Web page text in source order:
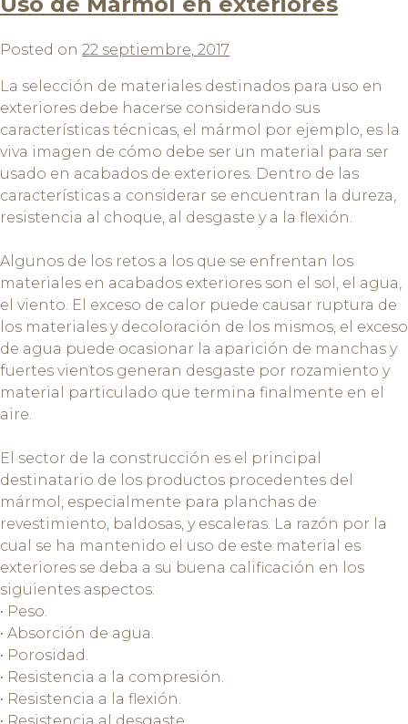
Posted on 22 septiembre, 2017
La selección de materiales destinados para uso en
exteriores debe hacerse considerando sus
características técnicas, el mármol por ejemplo, es la
viva imagen de cómo debe ser un material para ser
usado en acabados de exteriores. Dentro de las
características a considerar se encuentran la dureza,
resistencia al choque, al desgaste y a la flexión.
Algunos de los retos a los que se enfrentan los
materiales en acabados exteriores son el sol, el agua,
el viento. El exceso de calor puede causar ruptura de
los materiales y decoloración de los mismos, el exceso
de agua puede ocasionar la aparición de manchas y
fuertes vientos generan desgaste por rozamiento y
material particulado que termina finalmente en el
aire.
El sector de la construcción es el principal
destinatario de los productos procedentes del
mármol, especialmente para planchas de
revestimiento, baldosas, y escaleras. La razón por la
cual se ha mantenido el uso de este material es
exteriores se deba a su buena calificación en los
siguientes aspectos:
• Peso.
• Absorción de agua.
• Porosidad.
• Resistencia a la compresión.
• Resistencia a la flexión.